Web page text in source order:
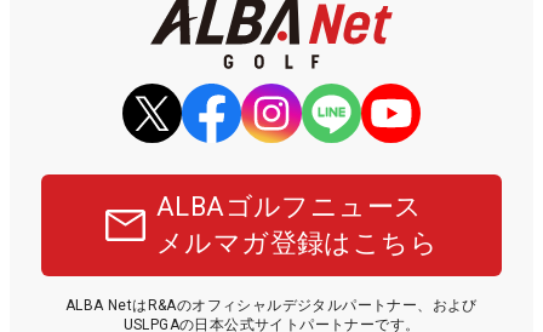
ALBAゴルフニュース
メルマガ登録はこちら
ALBA NetはR&Aのオフィシャルデジタルパートナー、および
USLPGAの日本公式サイトパートナーです。